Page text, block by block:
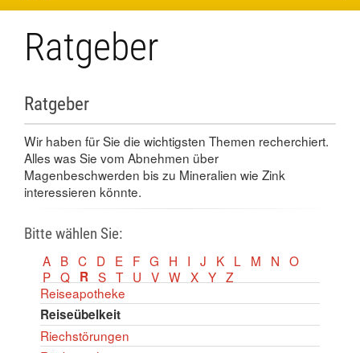
Ratgeber
Ratgeber
Wir haben für Sie die wichtigsten Themen recherchiert.
Alles was Sie vom Abnehmen über
Magenbeschwerden bis zu Mineralien wie Zink
interessieren könnte.
Bitte wählen Sie:
A B C D E F G H I J K L M N O
P Q R S T U V W X Y Z
Reiseapotheke
Reiseübelkeit
Riechstörungen